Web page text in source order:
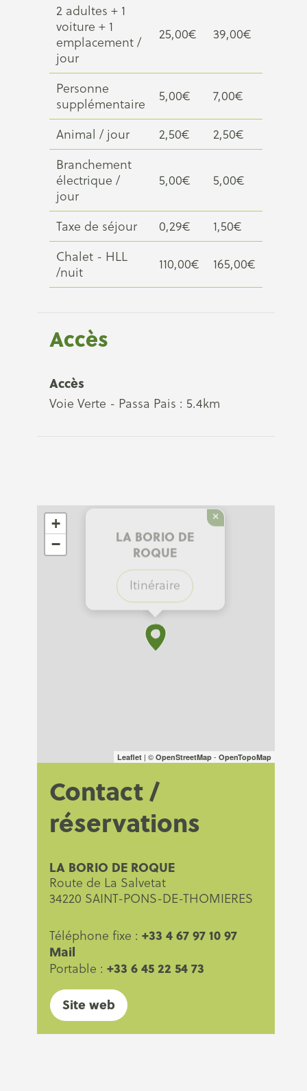
2 adultes + 1
voiture + 1
emplacement /
jour
25,00€ 39,00€
Personne
supplémentaire
5,00€ 7,00€
Animal / jour 2,50€
2,50€
Branchement
électrique /
jour
5,00€ 5,00€
Taxe de séjour 0,29€
1,50€
Chalet - HLL
/nuit
110,00€ 165,00€
Accès
Accès
Voie Verte - Passa Pais : 5.4km
LA BORIO DE
ROQUE
Itinéraire
×
+
−
Leaflet | © OpenStreetMap - OpenTopoMap
Contact /
réservations
LA BORIO DE ROQUE
Route de La Salvetat
34220 SAINT-PONS-DE-THOMIERES
Téléphone fixe : +33 4 67 97 10 97
Mail
Portable : +33 6 45 22 54 73
Site web